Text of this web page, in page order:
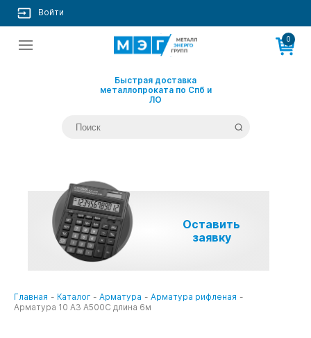
Войти
Быстрая доставка
металлопроката по Спб и
ЛО
Оставить
заявку
0
Главная - Каталог - Арматура - Арматура рифленая -
Арматура 10 А3 А500С длина 6м